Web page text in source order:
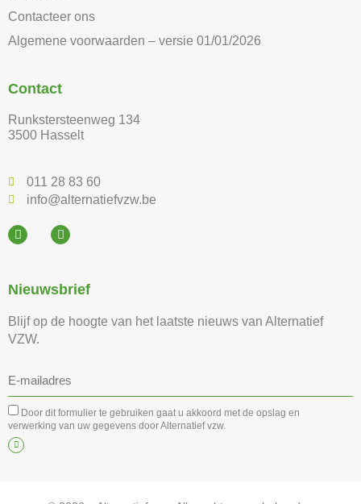
Contacteer ons
Algemene voorwaarden – versie 01/01/2026
Contact
Runkstersteenweg 134
3500 Hasselt
011 28 83 60
info@alternatiefvzw.be
Nieuwsbrief
Blijf op de hoogte van het laatste nieuws van Alternatief
VZW.
Door dit formulier te gebruiken gaat u akkoord met de opslag en
verwerking van uw gegevens door Alternatief vzw.